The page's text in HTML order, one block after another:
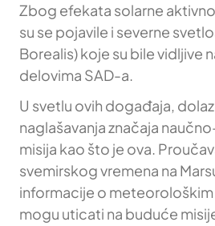
Zbog efekata solarne
su se pojavile i severne
Borealis) koje su bile vidljive
delovima SAD-a.
U svetlu ovih događaja,
naglašavanja značaja
misija kao što je ova.
svemirskog vremena na
informacije o meteorološkim
mogu uticati na buduće